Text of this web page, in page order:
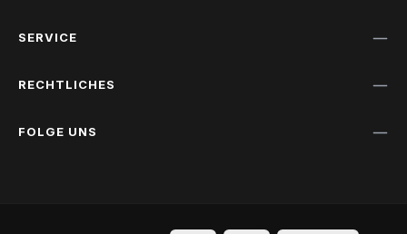
SERVICE
RECHTLICHES
FOLGE UNS